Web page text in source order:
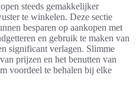
steeds gemakkelijker
te winkelen. Deze sectie
besparen op aankopen met
en gebruik te maken van
significant verlagen. Slimme
prijzen en het benutten van
voordeel te behalen bij elke